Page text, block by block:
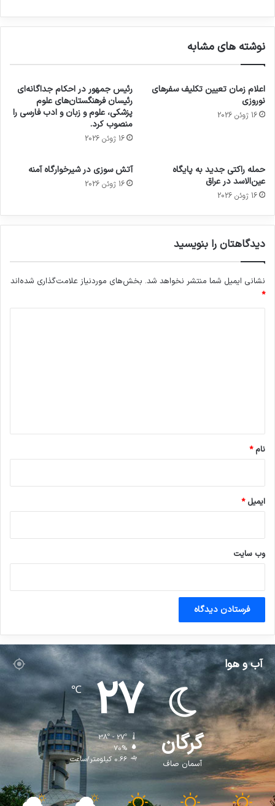
نوشته های مشابه
اعلام زمان تعیین تکلیف سفرهای
نوروزی
16 ژوئن 2026
رئیس جمهور در احکام جداگانه‌ای
رئیسان فرهنگستان‌های علوم
پزشکی، علوم و زبان و ادب فارسی را
منصوب کرد.
16 ژوئن 2026
حمله راکتی جدید به پایگاه
عین‌الاسد در عراق
16 ژوئن 2026
آتش سوزی در شیرخوارگاه آمنه
16 ژوئن 2026
دیدگاهتان را بنویسید
نشانی ایمیل شما منتشر نخواهد شد. بخش‌های موردنیاز علامت‌گذاری شده‌اند
*
نام*
ایمیل*
وب‌ سایت
آب و هوا
گرگان
آسمان صاف
27
℃
38º - 27º
70%
0.66 کیلومتر/ساعت